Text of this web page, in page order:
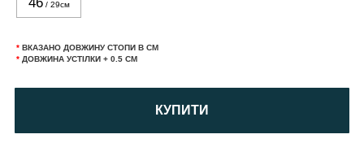
/ 29см
* ВКАЗАНО ДОВЖИНУ СТОПИ В СМ
* ДОВЖИНА УСТІЛКИ + 0.5 СМ
КУПИТИ